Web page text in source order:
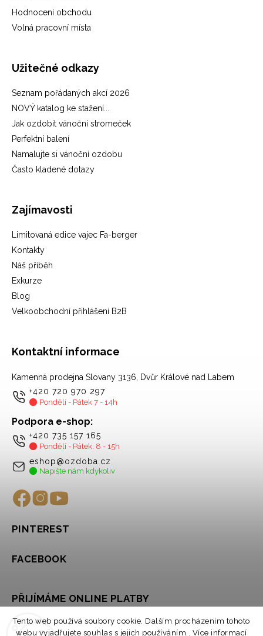
Tento web používá soubory cookie. Dalším procházením tohoto
webu vyjadřujete souhlas s jejich používáním.. Více informací
Hodnocení obchodu
Volná pracovní místa
Užitečné odkazy
Seznam pořádaných akcí 2026
NOVÝ katalog ke stažení...
Jak ozdobit vánoční stromeček
Perfektní balení
Namalujte si vánoční ozdobu
Často kladené dotazy
Zajímavosti
Limitovaná edice vajec Fa-berger
Kontakty
Náš příběh
Exkurze
Blog
Velkoobchodní přihlášení B2B
Kontaktní informace
Kamenná prodejna Slovany 3136, Dvůr Králové nad Labem
+420 720 970 297
Pondělí - Pátek 7 - 14h
Podpora e-shop:
+420 735 157 165
Pondělí - Pátek: 8 - 15h
eshop@ozdoba.cz
Napište nám kdykoliv
PINTEREST
FACEBOOK
PŘIJÍMÁME ONLINE PLATBY